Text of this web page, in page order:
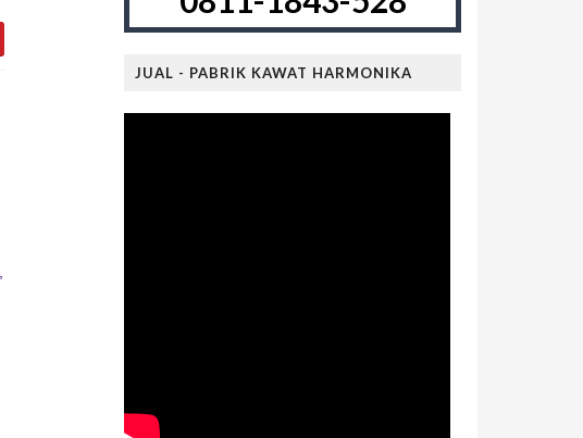
JUAL - PABRIK KAWAT HARMONIKA